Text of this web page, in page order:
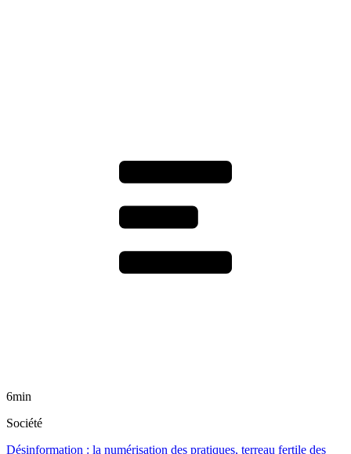
6min
Société
Désinformation : la numérisation des pratiques, terreau fertile des